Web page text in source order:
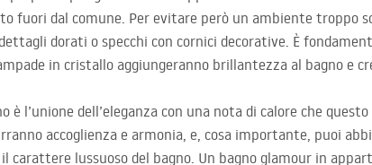
fuori dal comune. Per evitare però un ambiente troppo
dorati o specchi con cornici decorative. È
in cristallo aggiungeranno brillantezza al bagno e
è l’unione dell’eleganza con una nota di calore che
accoglienza e armonia, e, cosa importante, puoi
carattere lussuoso del bagno. Un bagno glamour in